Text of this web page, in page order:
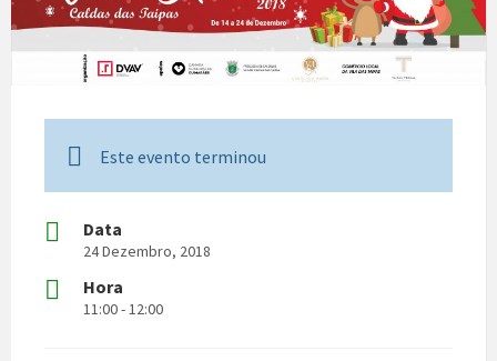
Este evento terminou
Data
24 Dezembro, 2018
Hora
11:00 - 12:00